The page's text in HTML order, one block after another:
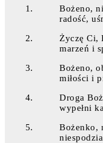
Bożeno,
radość,
Życzę Ci,
marzeń i
Bożeno,
miłości i
Droga
wypełni
Bożenko,